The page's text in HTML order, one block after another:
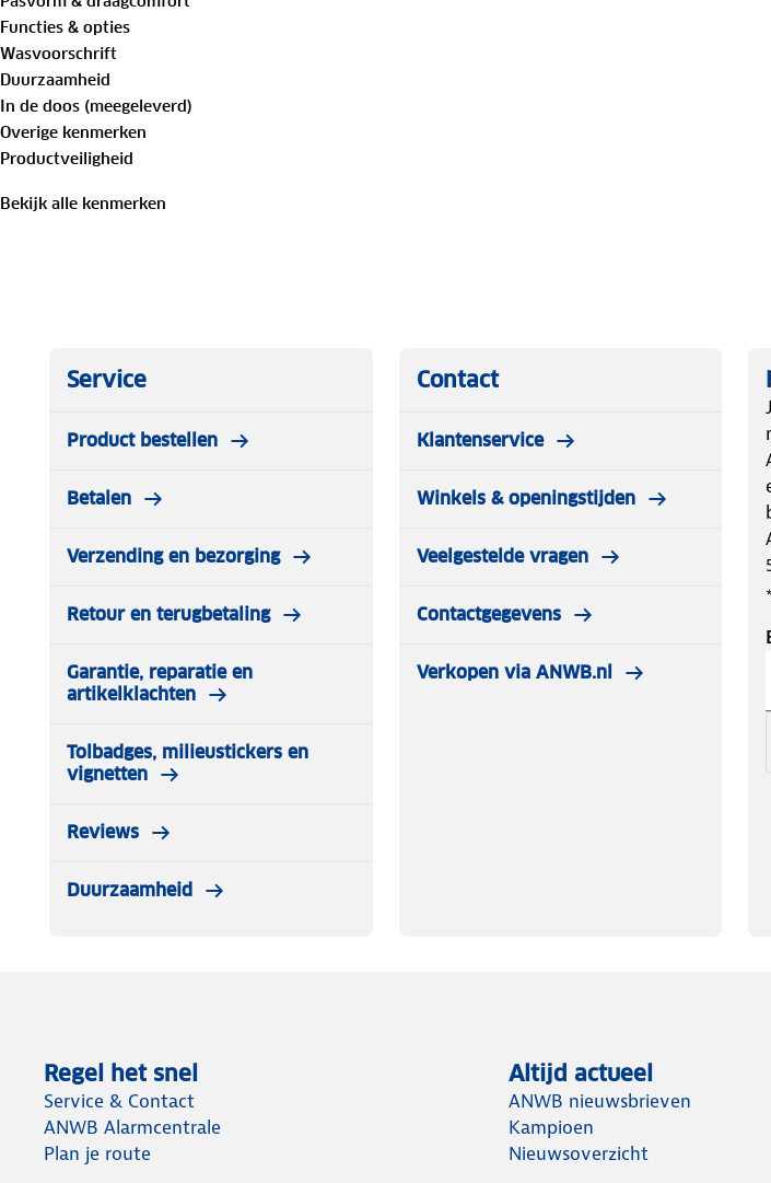
Eigenschappen van Poederbaas Ski-jas Dames Freeride 3L Hardshell
Merk:Poederbaas
Model:Ski-jas Dames Freeride 3L Hardshell
Materiaal:100% polyester
Waterdicht en ademend (20K/20K)
Elastische trekkoorden in capuchon en zoom
Liftpaszak op mouw
Microfleece kinbescherming
Extra borstzak met waterdichte rits
Functies & opties
Wasvoorschrift
Duurzaamheid
In de doos (meegeleverd)
Overige kenmerken
Productveiligheid
Bekijk alle kenmerken
Service
Product bestellen
Betalen
Verzending en bezorging
Retour en terugbetaling
Garantie, reparatie en
artikelklachten
Tolbadges, milieustickers en
vignetten
Reviews
Duurzaamheid
Contact
Klantenservice
Winkels & openingstijden
Veelgestelde vragen
Contactgegevens
Verkopen via ANWB.nl
Regel het snel
Service & Contact
ANWB Alarmcentrale
Plan je route
Altijd actueel
ANWB nieuwsbrieven
Kampioen
Nieuwsoverzicht